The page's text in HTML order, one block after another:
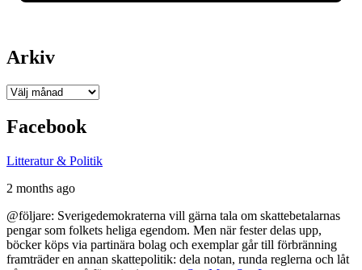
Arkiv
Arkiv
Facebook
Litteratur & Politik
2 months ago
@följare: Sverigedemokraterna vill gärna tala om skattebetalarnas
pengar som folkets heliga egendom. Men när fester delas upp,
böcker köps via partinära bolag och exemplar går till förbränning
framträder en annan skattepolitik: dela notan, runda reglerna och låt